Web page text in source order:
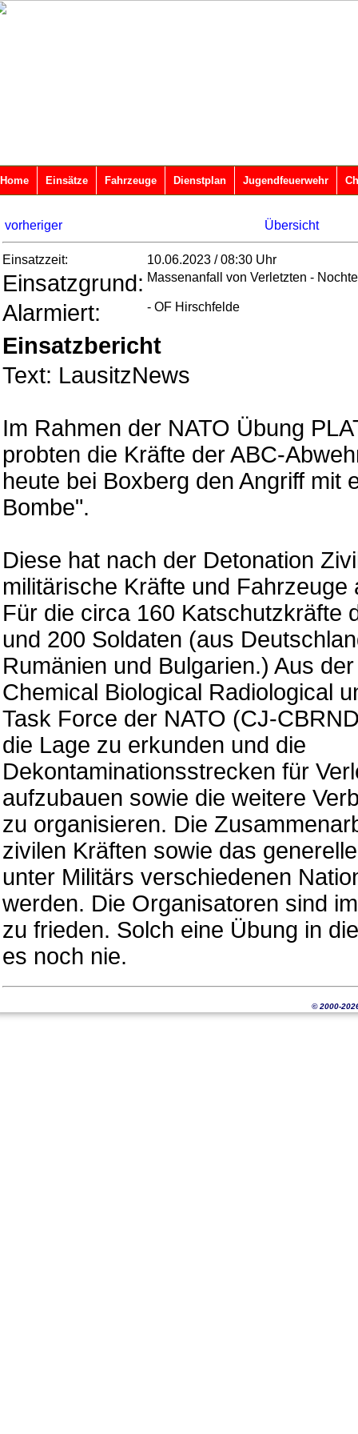
Home Einsätze Fahrzeuge Dienstplan Jugendfeuerwehr
vorheriger Übersicht
Einsatzzeit: 10.06.2023 / 08:30 Uhr
Einsatzgrund: Massenanfall von Verletzten -
Alarmiert: - OF Hirschfelde
Einsatzbericht
Text: LausitzNews
Im Rahmen der NATO Übung
probten die Kräfte der ABC-
heute bei Boxberg den Angriff mit
Bombe".
Diese hat nach der Detonation
militärische Kräfte und
Für die circa 160 Katschutzkräfte
und 200 Soldaten (aus
Rumänien und Bulgarien.) Aus
Chemical Biological Radiological
Task Force der NATO (CJ-
die Lage zu erkunden und die
Dekontaminationsstrecken für
aufzubauen sowie die weitere
zu organisieren. Die
zivilen Kräften sowie das
unter Militärs verschiedenen
werden. Die Organisatoren sind
zu frieden. Solch eine Übung in
es noch nie.
© 2000-